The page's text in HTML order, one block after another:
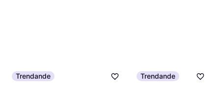
Trendande Trendande